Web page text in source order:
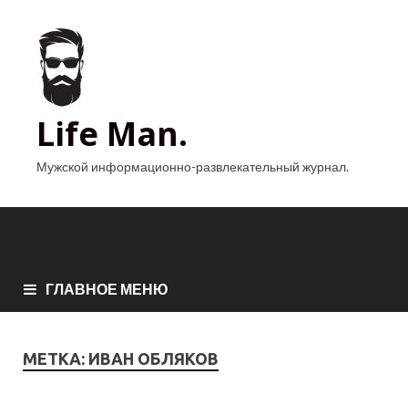
Life Man.
Мужской информационно-развлекательный журнал.
ГЛАВНОЕ МЕНЮ
МЕТКА: ИВАН ОБЛЯКОВ